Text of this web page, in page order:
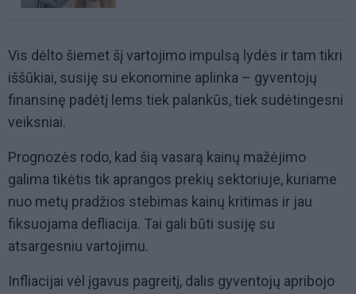
Vis dėlto šiemet šį vartojimo impulsą lydės ir tam tikri
iššūkiai, susiję su ekonomine aplinka – gyventojų
finansinę padėtį lems tiek palankūs, tiek sudėtingesni
veiksniai.
Prognozės rodo, kad šią vasarą kainų mažėjimo
galima tikėtis tik aprangos prekių sektoriuje, kuriame
nuo metų pradžios stebimas kainų kritimas ir jau
fiksuojama defliacija. Tai gali būti susiję su
atsargesniu vartojimu.
Infliacijai vėl įgavus pagreitį, dalis gyventojų apribojo